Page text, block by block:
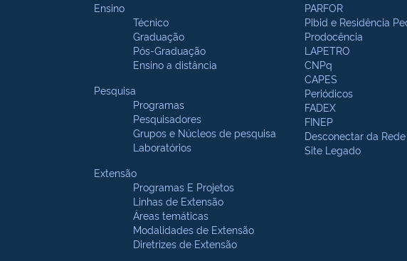
Ensino
Técnico
Graduação
Pós-Graduação
Ensino a distância
Pesquisa
Programas
Pesquisadores
Grupos e Núcleos de pesquisa
Laboratórios
Extensão
Programas E Projetos
Linhas de Extensão
Áreas temáticas
Modalidades de Extensão
Diretrizes de Extensão
PARFOR
Pibid e Residência
Prodocência
LAPETRO
CNPq
CAPES
Periódicos
FADEX
FINEP
Desconectar da Rede
Site Legado